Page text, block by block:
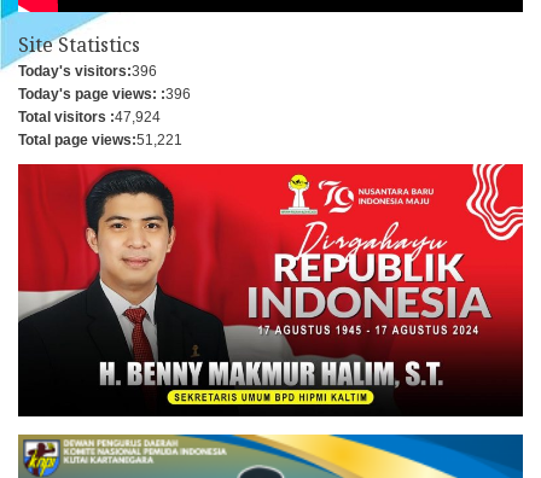
Site Statistics
Today's visitors:396
Today's page views: :396
Total visitors :47,924
Total page views:51,221